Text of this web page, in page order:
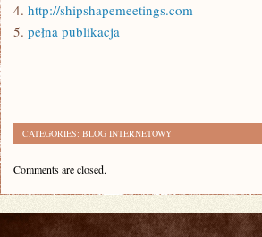
4. http://shipshapemeetings.com
5. pełna publikacja
CATEGORIES: BLOG INTERNETOWY
Comments are closed.